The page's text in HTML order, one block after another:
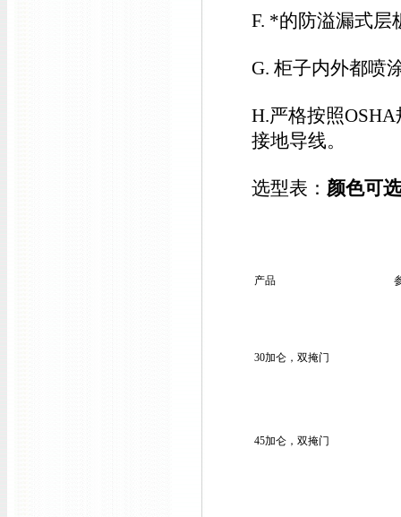
F. *的防溢漏式层
G. 柜子内外都喷
H.严格按照
接地导线。
选型表： 颜色可
产品
30加仑，双掩门
45加仑，双掩门